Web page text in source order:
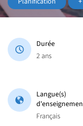
Durée
2 ans
Langue(s)
Français